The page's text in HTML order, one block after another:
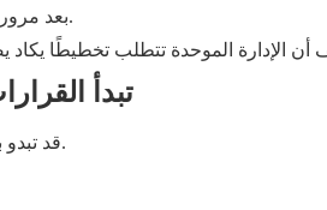
بعد مرور عام، تصبح هذه العمليات عادةً أكثر تنظيماً.
تبدأ
قد تبدو بعض القرارات بسيطة خلال مرحلة الطلب.